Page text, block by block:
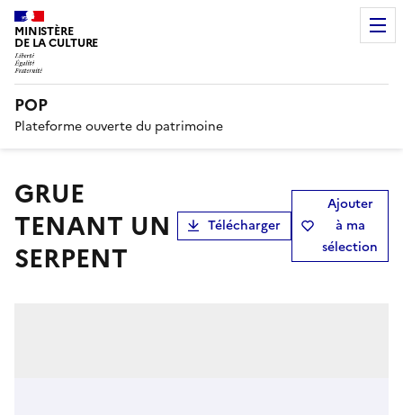
MINISTÈRE
DE LA CULTURE
POP
Plateforme ouverte du patrimoine
GRUE
TENANT UN
SERPENT
Télécharger
Ajouter
à ma
sélection